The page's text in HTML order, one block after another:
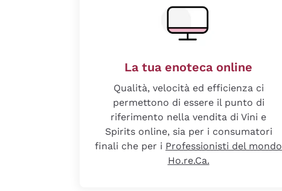
La tua enoteca online
Qualità, velocità ed efficienza ci
permettono di essere il punto di
riferimento nella vendita di Vini e
Spirits online, sia per i consumatori
finali che per i Professionisti del mondo
Ho.re.Ca.